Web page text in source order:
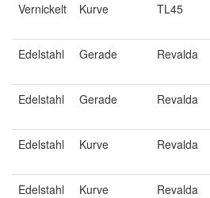
Vernickelt Kurve TL45
Edelstahl Gerade Revalda
Edelstahl Gerade Revalda
Edelstahl Kurve Revalda
Edelstahl Kurve Revalda